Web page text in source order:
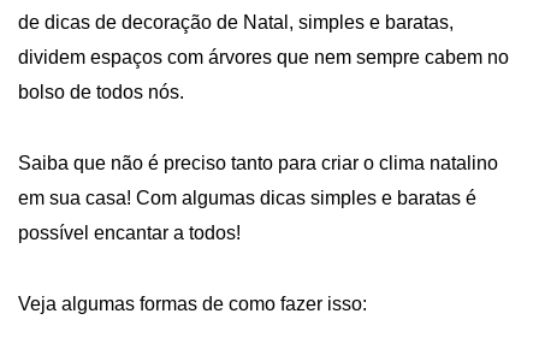
de dicas de decoração de Natal, simples e baratas,
dividem espaços com árvores que nem sempre cabem no
bolso de todos nós.
Saiba que não é preciso tanto para criar o clima natalino
em sua casa! Com algumas dicas simples e baratas é
possível encantar a todos!
Veja algumas formas de como fazer isso: